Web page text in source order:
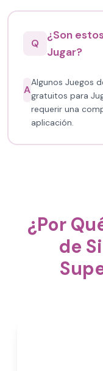
Q
¿Son
Jugar?
A
Algunos Juegos
gratuitos para
requerir una
aplicación.
¿Por
de